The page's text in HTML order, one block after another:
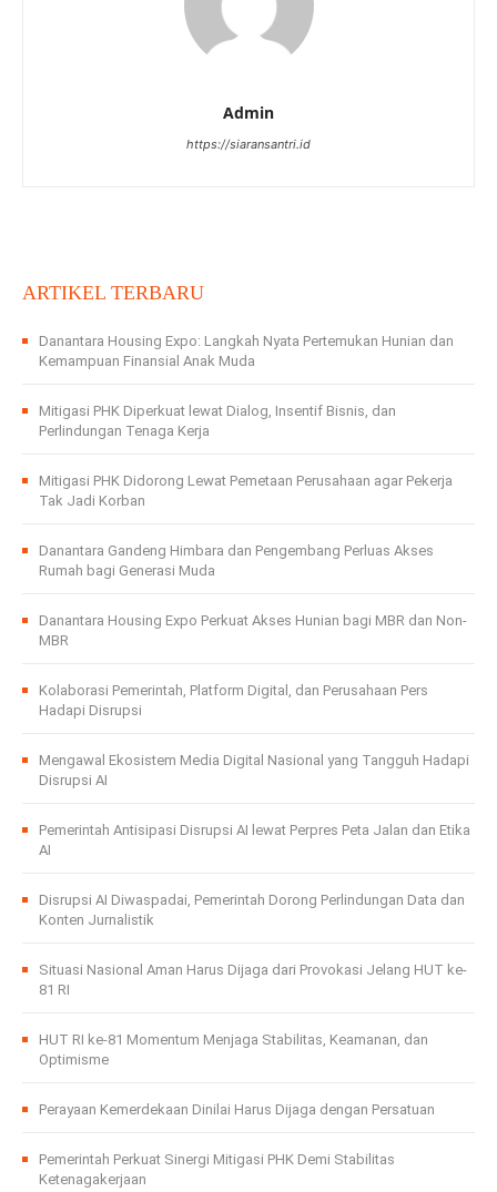
Admin
https://siaransantri.id
ARTIKEL TERBARU
Danantara Housing Expo: Langkah Nyata Pertemukan Hunian dan
Kemampuan Finansial Anak Muda
Mitigasi PHK Diperkuat lewat Dialog, Insentif Bisnis, dan
Perlindungan Tenaga Kerja
Mitigasi PHK Didorong Lewat Pemetaan Perusahaan agar Pekerja
Tak Jadi Korban
Danantara Gandeng Himbara dan Pengembang Perluas Akses
Rumah bagi Generasi Muda
Danantara Housing Expo Perkuat Akses Hunian bagi MBR dan Non-
MBR
Kolaborasi Pemerintah, Platform Digital, dan Perusahaan Pers
Hadapi Disrupsi
Mengawal Ekosistem Media Digital Nasional yang Tangguh Hadapi
Disrupsi AI
Pemerintah Antisipasi Disrupsi AI lewat Perpres Peta Jalan dan Etika
AI
Disrupsi AI Diwaspadai, Pemerintah Dorong Perlindungan Data dan
Konten Jurnalistik
Situasi Nasional Aman Harus Dijaga dari Provokasi Jelang HUT ke-
81 RI
HUT RI ke-81 Momentum Menjaga Stabilitas, Keamanan, dan
Optimisme
Perayaan Kemerdekaan Dinilai Harus Dijaga dengan Persatuan
Pemerintah Perkuat Sinergi Mitigasi PHK Demi Stabilitas
Ketenagakerjaan